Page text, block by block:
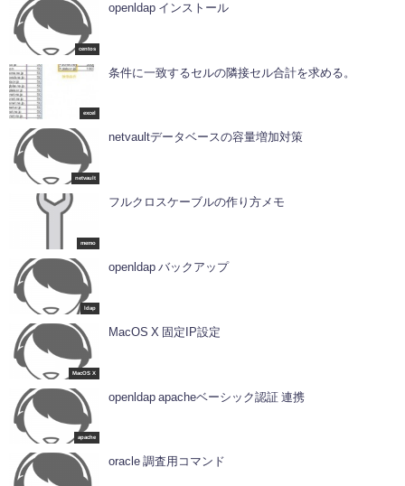
centos
openldap インストール
excel
条件に一致するセルの隣接セル合計を求める。
netvault
netvaultデータベースの容量増加対策
memo
フルクロスケーブルの作り方メモ
ldap
openldap バックアップ
MacOS X
MacOS X 固定IP設定
apache
openldap apacheベーシック認証 連携
oracle 調査用コマンド